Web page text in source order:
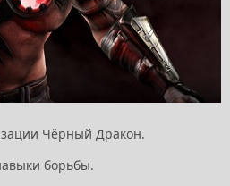
Чёрный Дракон.
борьбы.